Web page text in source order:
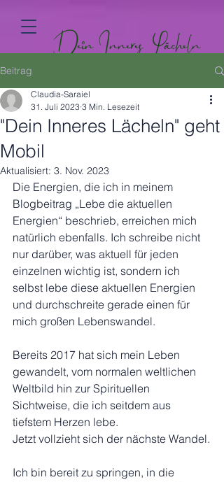
Dein Inneres Lächeln
Beitrag
"Dein Inneres Lächeln" geht
Mobil
Claudia-Saraiel
31. Juli 2023 3 Min. Lesezeit
Aktualisiert: 3. Nov. 2023
Die Energien, die ich in meinem
Blogbeitrag „Lebe die aktuellen
Energien“ beschrieb, erreichen mich
natürlich ebenfalls. Ich schreibe nicht
nur darüber, was aktuell für jeden
einzelnen wichtig ist, sondern ich
selbst lebe diese aktuellen Energien
und durchschreite gerade einen für
mich großen Lebenswandel.
Bereits 2017 hat sich mein Leben
gewandelt, vom normalen weltlichen
Weltbild hin zur Spirituellen
Sichtweise, die ich seitdem aus
tiefstem Herzen lebe.
Jetzt vollzieht sich der nächste Wandel.
Ich bin bereit zu springen, in die